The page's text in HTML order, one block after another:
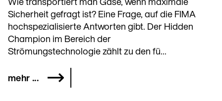
Wie transportiert man Gase, wenn maximale
Sicherheit gefragt ist? Eine Frage, auf die FIMA
hochspezialisierte Antworten gibt. Der Hidden
Champion im Bereich der
Strömungstechnologie zählt zu den fü...
mehr ...